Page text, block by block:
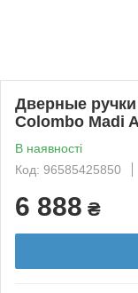
Дверные ручки
Colombo Madi
В наявності
Код: 96585425850
6 888 ₴